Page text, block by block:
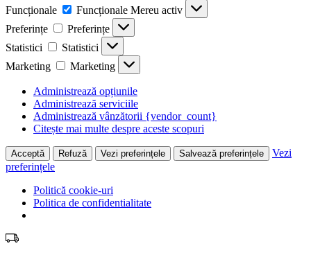
Funcționale
Funcționale Mereu activ
Preferințe
Preferințe
Statistici
Statistici
Marketing
Marketing
Administrează opțiunile
Administrează serviciile
Administrează vânzătorii {vendor_count}
Citește mai multe despre aceste scopuri
Acceptă Refuză Vezi preferințele Salvează preferințele
Vezi
preferințele
Politică cookie-uri
Politica de confidentialitate